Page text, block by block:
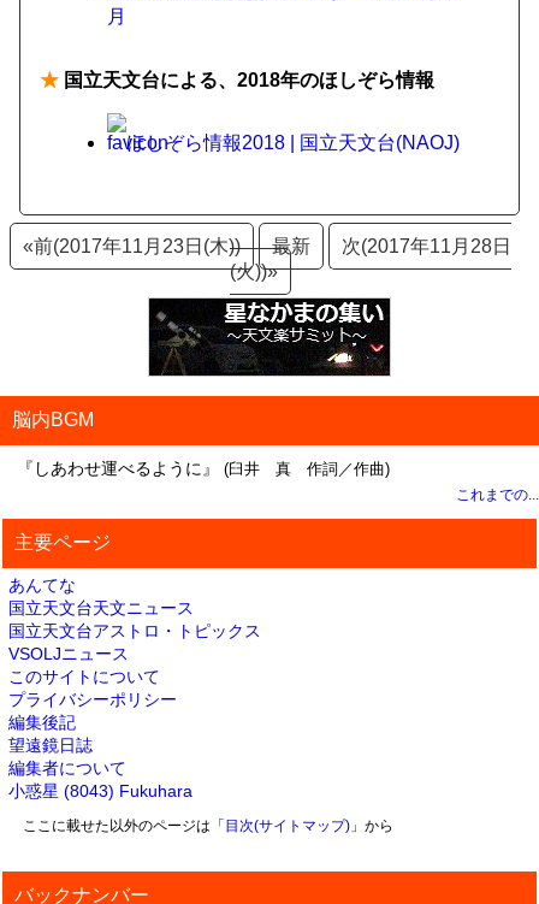
月
★ 国立天文台による、2018年のほしぞら情報
ほしぞら情報2018 | 国立天文台(NAOJ)
«前(2017年11月23日(木)) 最新
次(2017年11月28日
(火))»
脳内BGM
『しあわせ運べるように』 (臼井 真 作詞／作曲)
これまでの...
主要ページ
あんてな
国立天文台天文ニュース
国立天文台アストロ・トピックス
VSOLJニュース
このサイトについて
プライバシーポリシー
編集後記
望遠鏡日誌
編集者について
小惑星 (8043) Fukuhara
ここに載せた以外のページは「 目次(サイトマップ)」から
バックナンバー